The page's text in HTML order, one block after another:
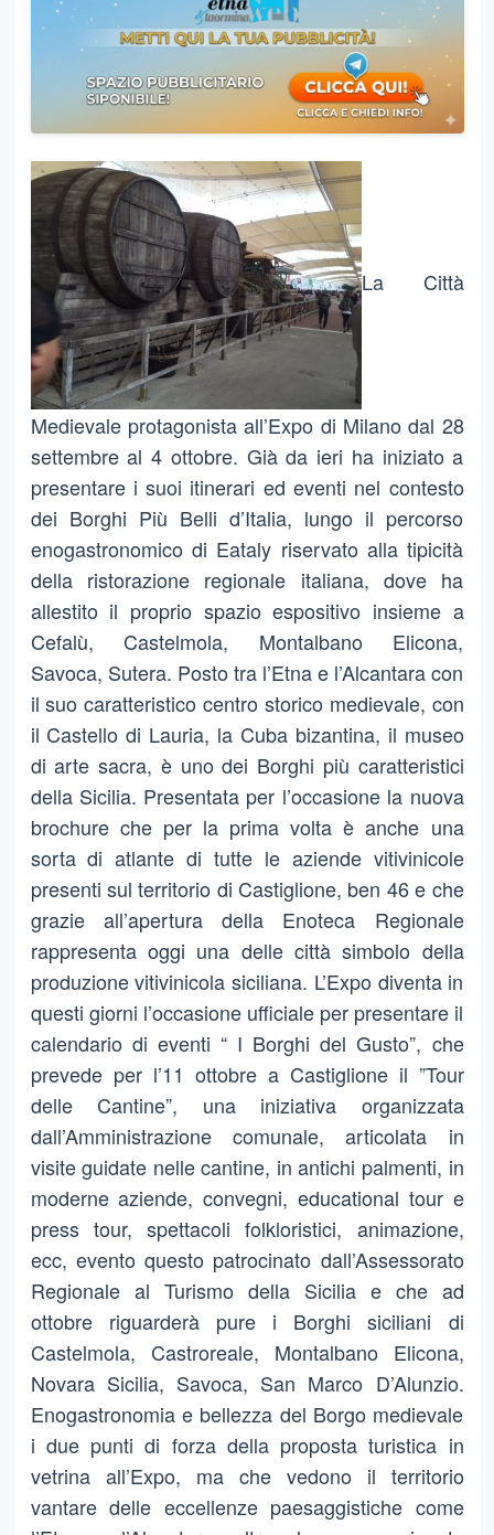
La Città
Medievale protagonista all’Expo di Milano dal 28
settembre al 4 ottobre. Già da ieri ha iniziato a
presentare i suoi itinerari ed eventi nel contesto
dei Borghi Più Belli d’Italia, lungo il percorso
enogastronomico di Eataly riservato alla tipicità
della ristorazione regionale italiana, dove ha
allestito il proprio spazio espositivo insieme a
Cefalù, Castelmola, Montalbano Elicona,
Savoca, Sutera. Posto tra l’Etna e l’Alcantara con
il suo caratteristico centro storico medievale, con
il Castello di Lauria, la Cuba bizantina, il museo
di arte sacra, è uno dei Borghi più caratteristici
della Sicilia. Presentata per l’occasione la nuova
brochure che per la prima volta è anche una
sorta di atlante di tutte le aziende vitivinicole
presenti sul territorio di Castiglione, ben 46 e che
grazie all’apertura della Enoteca Regionale
rappresenta oggi una delle città simbolo della
produzione vitivinicola siciliana. L’Expo diventa in
questi giorni l’occasione ufficiale per presentare il
calendario di eventi “ I Borghi del Gusto”, che
prevede per l’11 ottobre a Castiglione il ”Tour
delle Cantine”, una iniziativa organizzata
dall’Amministrazione comunale, articolata in
visite guidate nelle cantine, in antichi palmenti, in
moderne aziende, convegni, educational tour e
press tour, spettacoli folkloristici, animazione,
ecc, evento questo patrocinato dall’Assessorato
Regionale al Turismo della Sicilia e che ad
ottobre riguarderà pure i Borghi siciliani di
Castelmola, Castroreale, Montalbano Elicona,
Novara Sicilia, Savoca, San Marco D’Alunzio.
Enogastronomia e bellezza del Borgo medievale
i due punti di forza della proposta turistica in
vetrina all’Expo, ma che vedono il territorio
vantare delle eccellenze paesaggistiche come